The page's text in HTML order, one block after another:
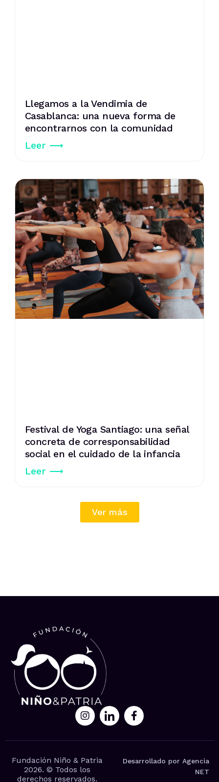
Llegamos a la Vendimia de
Casablanca: una nueva forma de
encontrarnos con la comunidad
Leer ⟶
Festival de Yoga Santiago: una señal
concreta de corresponsabilidad
social en el cuidado de la infancia
Leer ⟶
Ver más
Fundación Niño & Patria
2026. © Todos los
derechos reservados.
Desarrollado por Agencia
NET